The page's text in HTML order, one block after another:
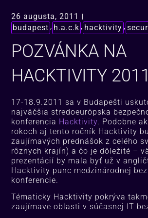
26 augusta, 2011
budapest ,h.a.c.k ,hacktivity ,
POZVÁNKA NA
HACKTIVITY 2011
17-18.9.2011 sa v Budapešti
najväčšia stredoeurópska
konferencia Hacktivity. Podobne
rokoch aj tento ročník Hacktivity
zaujímavých prednášok z celého
rôznych krajín) a čo je dôležité –
prezentácií by mala byť už v
Hacktivity punc medzinárodnej
konferencie.
Tématicky Hacktivity pokrýva
zaujímave oblasti v súčasnej IT